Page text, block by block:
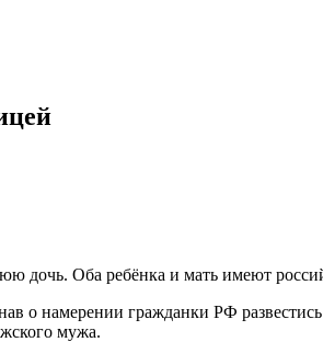
дочь. Оба ребёнка и мать имеют
о намерении гражданки РФ
мужа.